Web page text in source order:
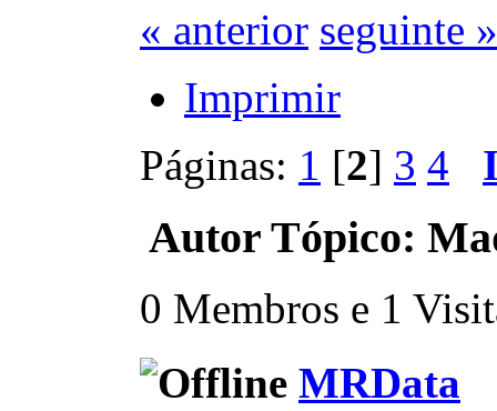
« anterior seguinte »
Imprimir
Páginas: 1 [2] 3 4
Autor Tópico:
0 Membros e 1
MRData